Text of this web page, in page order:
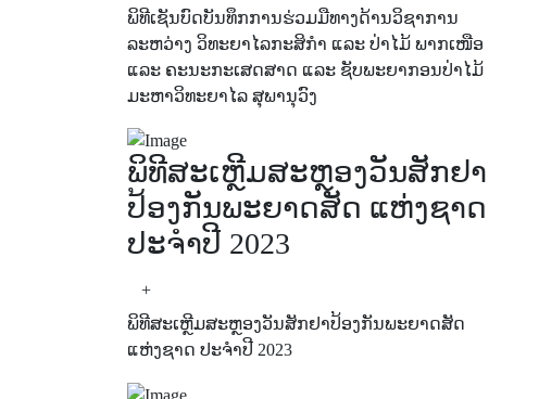
ພິທີເຊັນບົດບັນທຶກການຮ່ວມມືທາງດ້ານວິຊາການ
ລະຫວ່າງ ວິທະຍາໄລກະສິກຳ ແລະ ປ່າໄມ້ ພາກເໜືອ
ແລະ ຄະນະກະເສດສາດ ແລະ ຊັບພະຍາກອນປ່າໄມ້
ມະຫາວິທະຍາໄລ ສຸພານຸວົງ
ພິທີສະເຫຼີມສະຫຼອງວັນສັກຢາ
ປ້ອງກັນພະຍາດສັດ ແຫ່ງຊາດ
ປະຈໍາປີ 2023
+
ພິທີສະເຫຼີມສະຫຼອງວັນສັກຢາປ້ອງກັນພະຍາດສັດ
ແຫ່ງຊາດ ປະຈໍາປີ 2023